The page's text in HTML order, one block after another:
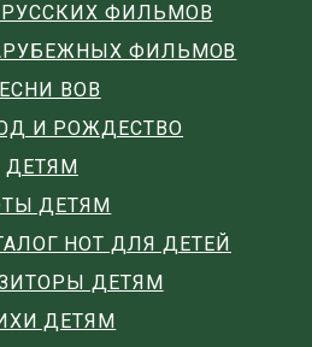
ФИЛЬМОВ
ФИЛЬМОВ
ВОВ
И РОЖДЕСТВО
ДЕТЯМ
ДЕТЯМ
НОТ ДЛЯ ДЕТЕЙ
ДЕТЯМ
ДЕТЯМ